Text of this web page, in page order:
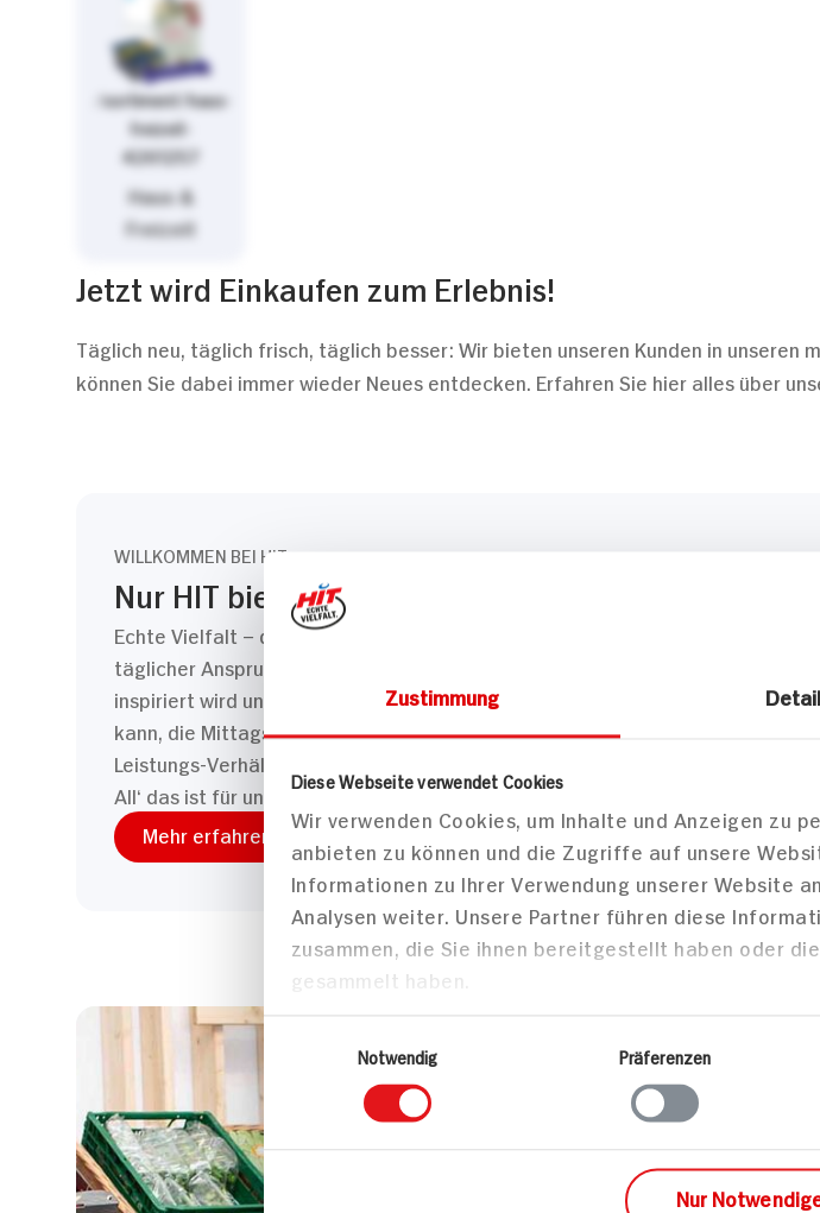
Zustimmung
Diese Webseite verwendet Cookies
Wir verwenden Cookies, um Inhalte und Anzeigen zu
anbieten zu können und die Zugriffe auf unsere
Informationen zu Ihrer Verwendung unserer Website
Analysen weiter. Unsere Partner führen diese
zusammen, die Sie ihnen bereitgestellt haben oder
gesammelt haben.
Einwilligungsauswahl
Notwendig
Präferenzen
Nur
/sortiment/haus-
freizeit-
4261257
Haus &
Freizeit
Jetzt wird Einkaufen zum Erlebnis!
Täglich neu, täglich frisch, täglich besser: Wir bieten unseren Kunden in unseren
können Sie dabei immer wieder Neues entdecken. Erfahren Sie hier alles über
WILLKOMMEN BEI HIT
Nur HIT bietet Echte Vielfalt.
Echte Vielfalt – das ist für uns nicht nur ein Werbespruch, sondern unser
täglicher Anspruch. HIT ist ein Ort, wo Einkaufen Freude macht. Wo man
inspiriert wird und auf der anderen Seite aber auch schnell einkaufen
kann, die Mittagspause verbringen kann und ein hervorragendes Preis-
Leistungs-Verhältnis auch mit Preisen wie beim Discounter erlebt.
All‘ das ist für uns „Echte Vielfalt“.
Mehr erfahren